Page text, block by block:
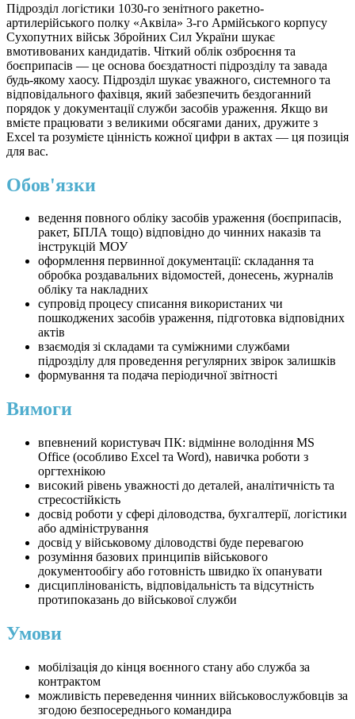
Підрозділ логістики 1030-го зенітного ракетно-
артилерійського полку «Аквіла» 3-го Армійського корпусу
Сухопутних військ Збройних Сил України шукає
вмотивованих кандидатів. Чіткий облік озброєння та
боєприпасів — це основа боєздатності підрозділу та завада
будь-якому хаосу. Підрозділ шукає уважного, системного та
відповідального фахівця, який забезпечить бездоганний
порядок у документації служби засобів ураження. Якщо ви
вмієте працювати з великими обсягами даних, дружите з
Excel та розумієте цінність кожної цифри в актах — ця позиція
для вас.
Обов'язки
ведення повного обліку засобів ураження (боєприпасів,
ракет, БПЛА тощо) відповідно до чинних наказів та
інструкцій МОУ
оформлення первинної документації: складання та
обробка роздавальних відомостей, донесень, журналів
обліку та накладних
супровід процесу списання використаних чи
пошкоджених засобів ураження, підготовка відповідних
актів
взаємодія зі складами та суміжними службами
підрозділу для проведення регулярних звірок залишків
формування та подача періодичної звітності
Вимоги
впевнений користувач ПК: відмінне володіння MS
Office (особливо Excel та Word), навичка роботи з
оргтехнікою
​високий рівень уважності до деталей, аналітичність та
стресостійкість
​досвід роботи у сфері діловодства, бухгалтерії, логістики
або адміністрування
досвід у військовому діловодстві буде перевагою
розуміння базових принципів військового
документообігу або готовність швидко їх опанувати
дисциплінованість, відповідальність та відсутність
протипоказань до військової служби
Умови
мобілізація до кінця воєнного стану або служба за
контрактом
можливість переведення чинних військовослужбовців за
згодою безпосереднього командира